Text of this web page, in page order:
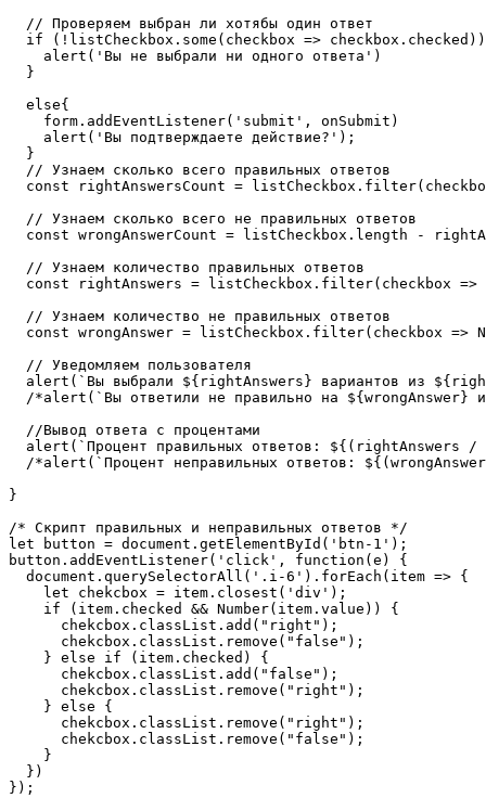
  // Проверяем выбран ли хотябы один ответ
if (!listCheckbox.some(checkbox =>
    alert('Вы не выбрали ни одного ответа')
  }
  else{
    form.addEventListener('submit', onSubmit)
    alert('Вы подтверждаете действие?');
  }
  // Узнаем сколько всего правильных ответов
const rightAnswersCount =
  // Узнаем сколько всего не правильных ответов
const wrongAnswerCount = listCheckbox.length -
  // Узнаем количество правильных ответов
const rightAnswers = listCheckbox.filter(checkbox
  // Узнаем количество не правильных ответов
const wrongAnswer = listCheckbox.filter(checkbox =>
  // Уведомляем пользователя
alert(`Вы выбрали ${rightAnswers} вариантов из
/*alert(`Вы ответили не правильно на ${wrongAnswer}
  //Вывод ответа с процентами
alert(`Процент правильных ответов: ${(rightAnswers /
/*alert(`Процент неправильных ответов:
}
/* Скрипт правильных и неправильных ответов */
let button = document.getElementById('btn-1');
button.addEventListener('click', function(e) {
  document.querySelectorAll('.i-6').forEach(item => {
    let chekcbox = item.closest('div');
    if (item.checked && Number(item.value)) {
      chekcbox.classList.add("right");
      chekcbox.classList.remove("false");
    } else if (item.checked) {
      chekcbox.classList.add("false");
      chekcbox.classList.remove("right");
    } else {
      chekcbox.classList.remove("right");
      chekcbox.classList.remove("false");
    }
  })
});